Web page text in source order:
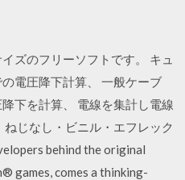
ズのフリーソフトです。 キュ
電圧降下計算、 一般ケーブ
下を計算、 電線を集計し電線
じなし・ビニル・エフレック
behind the original
games, comes a thinking-